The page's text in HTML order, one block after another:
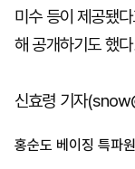
미수 등이 제공됐
해 공개하기도 했다
신효령 기자
홍순도 베이징 특파원